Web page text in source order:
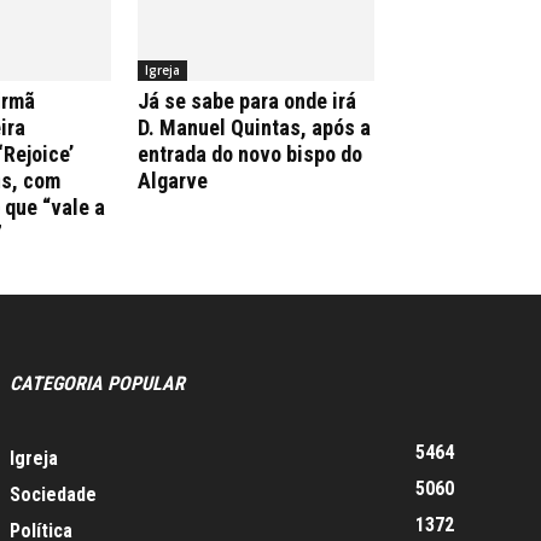
com
“vale a
Igreja
Já se sabe para onde irá
D. Manuel Quintas, após a
entrada do novo bispo do
Algarve
CATEGORIA POPULAR
Igreja
5464
Sociedade
5060
Política
1372